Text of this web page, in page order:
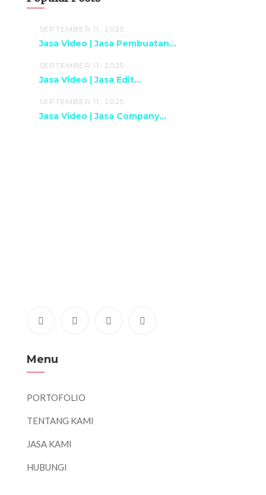
SEPTEMBER 11, 2025
Jasa Video | Jasa Pembuatan...
SEPTEMBER 11, 2025
Jasa Video | Jasa Edit...
SEPTEMBER 11, 2025
Jasa Video | Jasa Company...
Menu
PORTOFOLIO
TENTANG KAMI
JASA KAMI
HUBUNGI